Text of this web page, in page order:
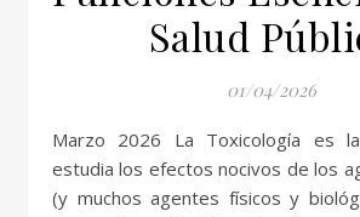
Salud
01/04/2026
Marzo 2026 La Toxicología es la disciplina que
estudia los efectos nocivos de los
(y muchos agentes físicos y